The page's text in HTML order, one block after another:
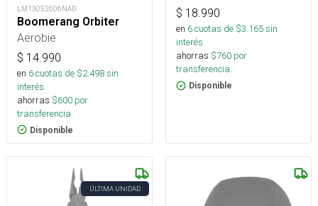
LM13052606NAD
Boomerang Orbiter
Aerobie
$ 14.990
en 6cuotas de $2.498sin
interés
ahorras $600 por
transferencia.
Disponible
$ 18.990
en 6cuotas de $3.165sin
interés
ahorras $760 por
transferencia.
Disponible
ÚLTIMA UNIDAD